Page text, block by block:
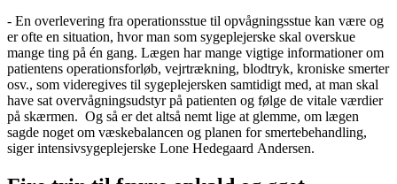
- En overlevering fra operationsstue til opvågningsstue kan være og
er ofte en situation, hvor man som sygeplejerske skal overskue
mange ting på én gang. Lægen har mange vigtige informationer om
patientens operationsforløb, vejrtrækning, blodtryk, kroniske smerter
osv., som videregives til sygeplejersken samtidigt med, at man skal
have sat overvågningsudstyr på patienten og følge de vitale værdier
på skærmen. Og så er det altså nemt lige at glemme, om lægen
sagde noget om væskebalancen og planen for smertebehandling,
siger intensivsygeplejerske Lone Hedegaard Andersen.